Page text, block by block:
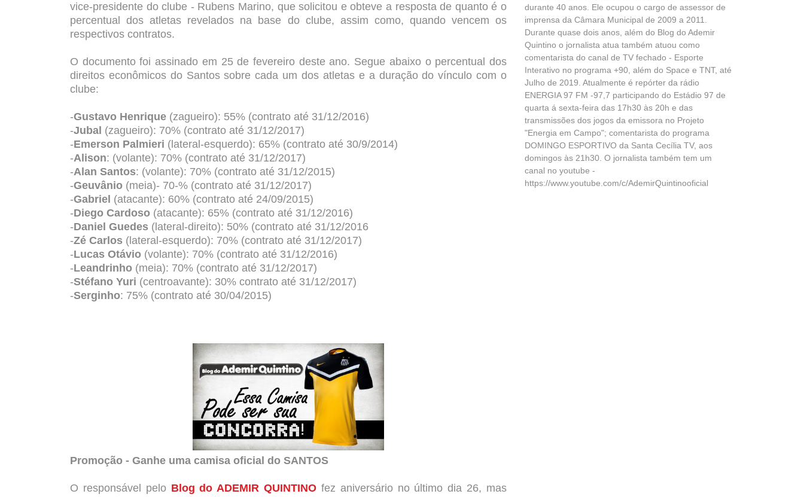
vice-presidente do clube - Rubens Marino, que solicitou e obteve a resposta de quanto é o
percentual dos atletas revelados na base do clube, assim como, quando vencem os
respectivos contratos.
O documento foi assinado em 25 de fevereiro deste ano. Segue abaixo o percentual dos
direitos econômicos do Santos sobre cada um dos atletas e a duração do vínculo com o
clube:
-Gustavo Henrique (zagueiro): 55% (contrato até 31/12/2016)
-Jubal (zagueiro): 70% (contrato até 31/12/2017)
-Emerson Palmieri (lateral-esquerdo): 65% (contrato até 30/9/2014)
-Alison: (volante): 70% (contrato até 31/12/2017)
-Alan Santos: (volante): 70% (contrato até 31/12/2015)
-Geuvânio (meia)- 70-% (contrato até 31/12/2017)
-Gabriel (atacante): 60% (contrato até 24/09/2015)
-Diego Cardoso (atacante): 65% (contrato até 31/12/2016)
-Daniel Guedes (lateral-direito): 50% (contrato até 31/12/2016
-Zé Carlos (lateral-esquerdo): 70% (contrato até 31/12/2017)
-Lucas Otávio (volante): 70% (contrato até 31/12/2016)
-Leandrinho (meia): 70% (contrato até 31/12/2017)
-Stéfano Yuri (centroavante): 30% contrato até 31/12/2017)
-Serginho: 75% (contrato até 30/04/2015)
Promoção - Ganhe uma camisa oficial do SANTOS
O responsável pelo Blog do ADEMIR QUINTINO fez aniversário no último dia 26, mas
durante 40 anos. Ele ocupou o cargo de assessor de
imprensa da Câmara Municipal de 2009 a 2011.
Durante quase dois anos, além do Blog do Ademir
Quintino o jornalista atua também atuou como
comentarista do canal de TV fechado - Esporte
Interativo no programa +90, além do Space e TNT, até
Julho de 2019. Atualmente é repórter da rádio
ENERGIA 97 FM -97,7 participando do Estádio 97 de
quarta á sexta-feira das 17h30 às 20h e das
transmissões dos jogos da emissora no Projeto
"Energia em Campo"; comentarista do programa
DOMINGO ESPORTIVO da Santa Cecília TV, aos
domingos às 21h30. O jornalista também tem um
canal no youtube -
https://www.youtube.com/c/AdemirQuintinooficial